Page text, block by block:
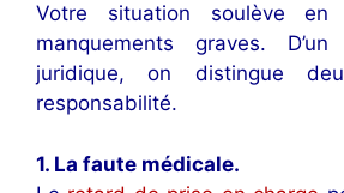
Votre situation soulève en
manquements graves.
juridique, on distingue
responsabilité.
1. La faute médicale.